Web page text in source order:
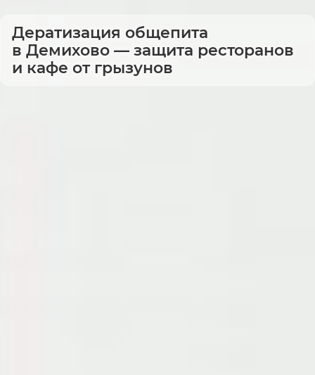
Дератизация общепита
в Демихово — защита ресторанов
и кафе от грызунов